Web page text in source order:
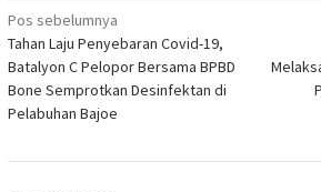
Navigasi
pos
Pos sebelumnya
Tahan Laju Penyebaran Covid-19,
Batalyon C Pelopor Bersama BPBD
Bone Semprotkan Desinfektan di
Pelabuhan Bajoe